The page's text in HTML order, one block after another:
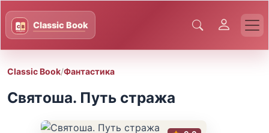
Classic Book/Фантастика
Святоша. Путь стража